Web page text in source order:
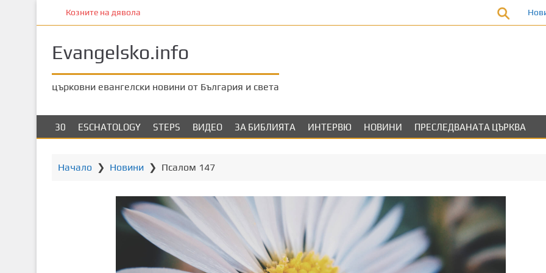
к
Козните на дявола
Evangelsko.info
църковни евангелски новини от България и света
30 ESCHATOLOGY STEPS ВИДЕО ЗА БИБЛИЯТА ИНТЕРВЮ НОВИНИ ПРЕСЛЕДВАНАТА ЦЪРКВА
Начало ❯ Новини❯ Псалом 147